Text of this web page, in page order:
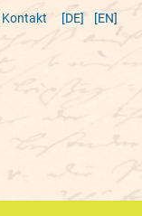
Kontakt [DE] [EN]